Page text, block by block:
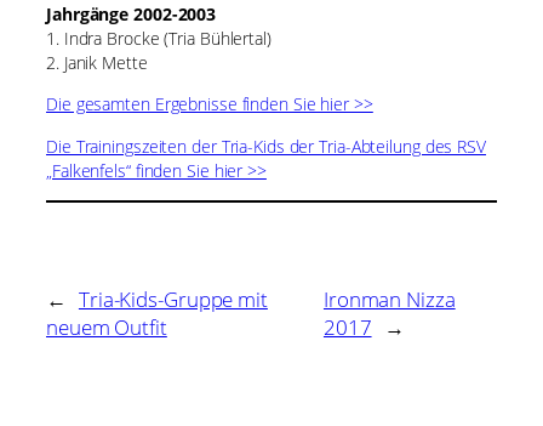
Jahrgänge 2002-2003
1. Indra Brocke (Tria Bühlertal)
2. Janik Mette
Die gesamten Ergebnisse finden Sie hier >>
Die Trainingszeiten der Tria-Kids der Tria-Abteilung des RSV
„Falkenfels“ finden Sie hier >>
← Tria-Kids-Gruppe mit
neuem Outfit
Ironman Nizza
2017
→